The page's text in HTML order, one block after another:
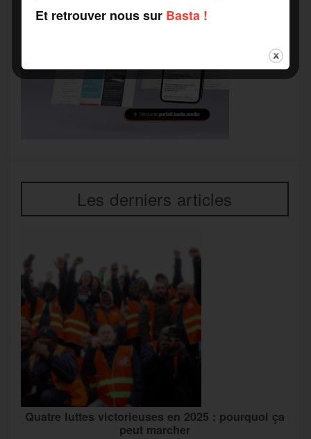
Les derniers articles
Quatre luttes victorieuses en 2025 : pourquoi ça
peut marcher
Et retrouver nous sur Basta !